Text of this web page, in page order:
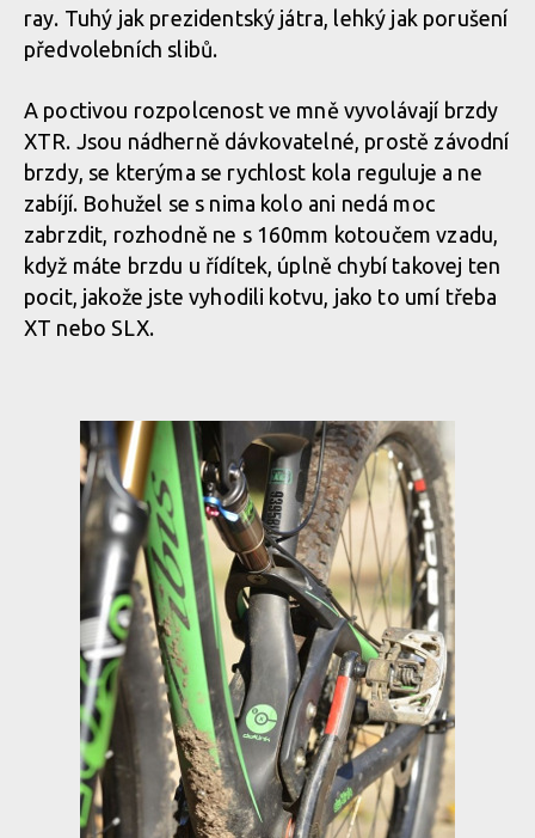
ray. Tuhý jak prezidentský játra, lehký jak porušení
předvolebních sli­bů.
A poctivou rozpolcenost ve mně vyvolávají brzdy
XTR. Jsou nádherně dávkovatelné, prostě závodní
brzdy, se kterýma se rychlost kola reguluje a ne
zabíjí. Bohužel se s nima kolo ani nedá moc
zabrzdit, rozhodně ne s 160mm kotoučem vzadu,
když máte brzdu u řídítek, úplně chybí takovej ten
pocit, jakože jste vyhodili kotvu, jako to umí třeba
XT nebo SLX.